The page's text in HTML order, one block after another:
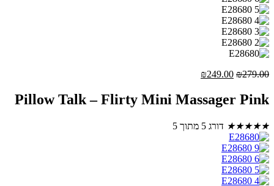
₪279.00
המחיר
היה:
₪279.00.
₪249.00
הוא:
₪249.00.
Pillow Talk – Flirty Mini Massager Pink
★
★
★
★
★ דורג 5 מתוך 5